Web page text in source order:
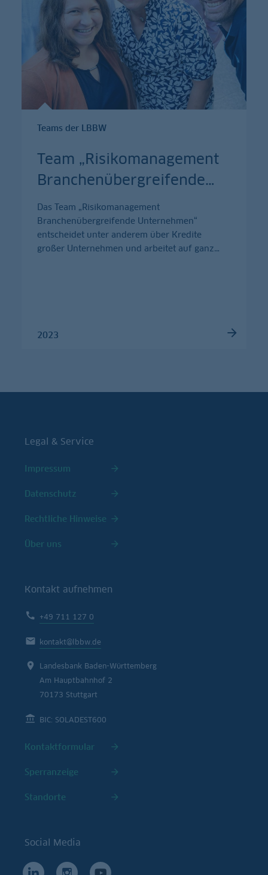
Teams der LBBW
Team „Risikomanagement
Branchenübergreifende…
Das Team „Risikomanagement
Branchenübergreifende Unternehmen“
entscheidet unter anderem über Kredite
großer Unternehmen und arbeitet auf ganz…
2023
Legal & Service
Impressum
Datenschutz
Rechtliche Hinweise
Über uns
Kontakt aufnehmen
+49 711 127 0
kontakt@lbbw.de
Landesbank Baden-Württemberg
Am Hauptbahnhof 2
70173 Stuttgart
BIC: SOLADEST600
Kontaktformular
Sperranzeige
Standorte
Social Media